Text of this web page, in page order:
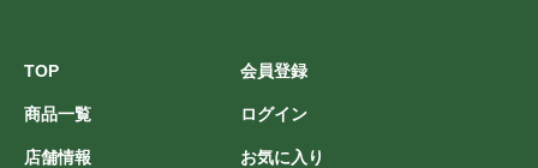
TOP
商品一覧
店舗情報
会員登録
ログイン
お気に入り